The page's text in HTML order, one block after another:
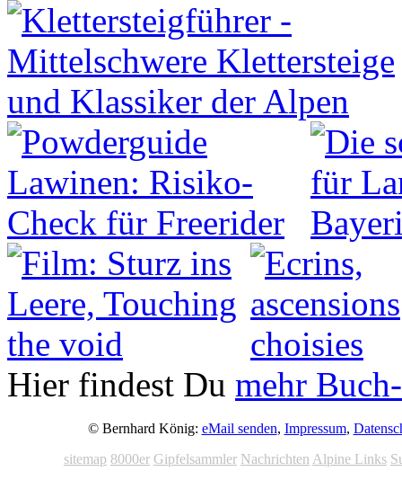
Hier findest Du mehr
© Bernhard König: eMail senden, Impressum,
sitemap 8000er Gipfelsammler Nachrichten Alpine Links